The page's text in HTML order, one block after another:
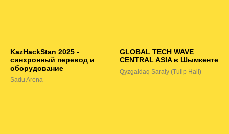
KazHackStan 2025 -
синхронный перевод и
оборудование
Sadu Arena
GLOBAL TECH WAVE
CENTRAL ASIA в Шымкенте
Qyzgaldaq Saraiy (Tulip Hall)